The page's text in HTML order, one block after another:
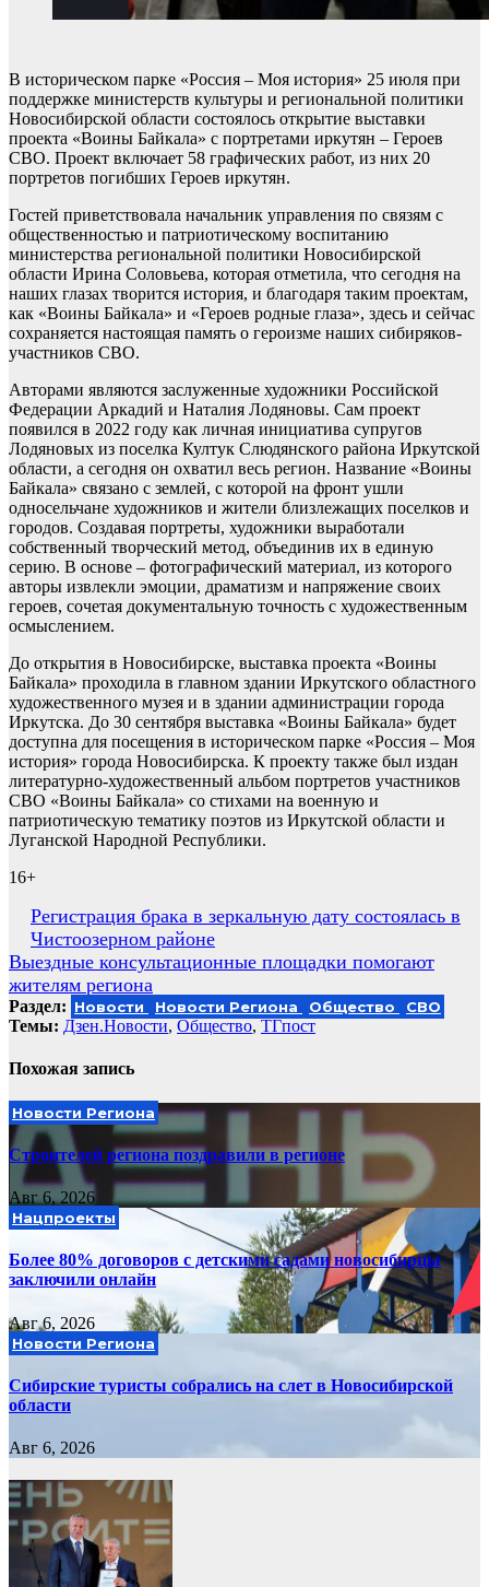
В историческом парке «Россия – Моя история» 25 июля при
поддержке министерств культуры и региональной политики
Новосибирской области состоялось открытие выставки
проекта «Воины Байкала» с портретами иркутян – Героев
СВО. Проект включает 58 графических работ, из них 20
портретов погибших Героев иркутян.
Гостей приветствовала начальник управления по связям с
общественностью и патриотическому воспитанию
министерства региональной политики Новосибирской
области Ирина Соловьева, которая отметила, что сегодня на
наших глазах творится история, и благодаря таким проектам,
как «Воины Байкала» и «Героев родные глаза», здесь и сейчас
сохраняется настоящая память о героизме наших сибиряков-
участников СВО.
Авторами являются заслуженные художники Российской
Федерации Аркадий и Наталия Лодяновы. Сам проект
появился в 2022 году как личная инициатива супругов
Лодяновых из поселка Култук Слюдянского района Иркутской
области, а сегодня он охватил весь регион. Название «Воины
Байкала» связано с землей, с которой на фронт ушли
односельчане художников и жители близлежащих поселков и
городов. Создавая портреты, художники выработали
собственный творческий метод, объединив их в единую
серию. В основе – фотографический материал, из которого
авторы извлекли эмоции, драматизм и напряжение своих
героев, сочетая документальную точность с художественным
осмыслением.
До открытия в Новосибирске, выставка проекта «Воины
Байкала» проходила в главном здании Иркутского областного
художественного музея и в здании администрации города
Иркутска. До 30 сентября выставка «Воины Байкала» будет
доступна для посещения в историческом парке «Россия – Моя
история» города Новосибирска. К проекту также был издан
литературно-художественный альбом портретов участников
СВО «Воины Байкала» со стихами на военную и
патриотическую тематику поэтов из Иркутской области и
Луганской Народной Республики.
16+
Навигация
по
записям
Регистрация брака в зеркальную дату состоялась в
Чистоозерном районе
Выездные консультационные площадки помогают
жителям региона
Раздел: Новости Новости Региона Общество СВО
Темы: Дзен.Новости, Общество, ТГпост
Похожая запись
Новости Региона
Строителей региона поздравили в регионе
Авг 6, 2026
Нацпроекты
Более 80% договоров с детскими садами новосибирцы
заключили онлайн
Авг 6, 2026
Новости Региона
Сибирские туристы собрались на слет в Новосибирской
области
Авг 6, 2026